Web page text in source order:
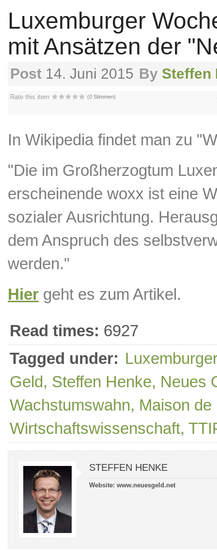
Luxemburger
mit Ansätzen der
Post14. Juni 2015By Steffen
Rate this item (0 Stimmen)
In Wikipedia findet man zu
"Die im Großherzogtum
erscheinende woxx ist eine
sozialer Ausrichtung.
dem Anspruch des
werden."
Hier geht es zum Artikel.
Read times: 6927
Tagged under:
Geld, Steffen Henke, Neues
Wachstumswahn, Maison
Wirtschaftswissenschaft,
STEFFEN HENKE
Website: www.neuesgeld.net